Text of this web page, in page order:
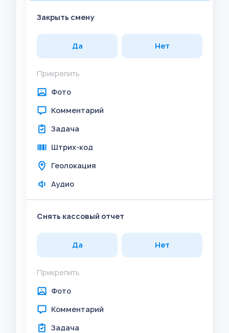
Закрыть смену
Да Нет
Прикрепить
Фото
Комментарий
Задача
Штрих-код
Геолокация
Аудио
Снять кассовый отчет
Да Нет
Прикрепить
Фото
Комментарий
Задача